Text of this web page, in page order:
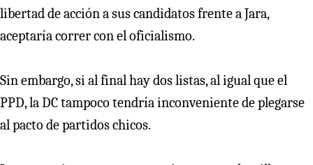
libertad de acción a sus candidatos frente a Jara,
aceptaría correr con el oficialismo.
Sin embargo, si al final hay dos listas, al igual que el
PPD, la DC tampoco tendría inconveniente de plegarse
al pacto de partidos chicos.